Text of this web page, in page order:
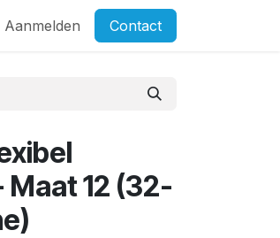
Aanmelden Contact
12 (32-